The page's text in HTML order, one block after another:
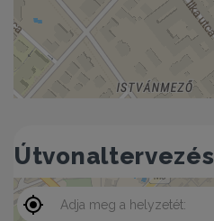
Útvonaltervezés